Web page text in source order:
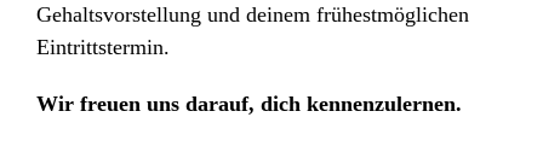
Gehaltsvorstellung und deinem frühestmöglichen
Eintrittstermin.
Wir freuen uns darauf, dich kennenzulernen.